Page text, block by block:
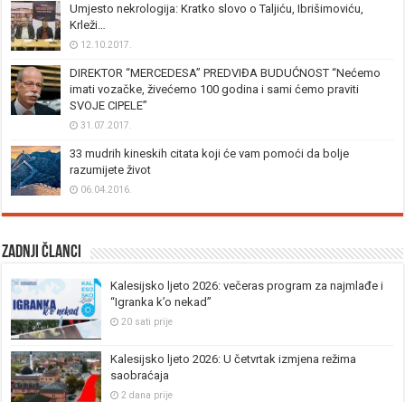
Umjesto nekrologija: Kratko slovo o Taljiću, Ibrišimoviću,
Krleži…
12.10.2017.
DIREKTOR “MERCEDESA” PREDVIĐA BUDUĆNOST “Nećemo
imati vozačke, živećemo 100 godina i sami ćemo praviti
SVOJE CIPELE”
31.07.2017.
33 mudrih kineskih citata koji će vam pomoći da bolje
razumijete život
06.04.2016.
Zadnji članci
Kalesijsko ljeto 2026: večeras program za najmlađe i
“Igranka k’o nekad”
20 sati prije
Kalesijsko ljeto 2026: U četvrtak izmjena režima
saobraćaja
2 dana prije